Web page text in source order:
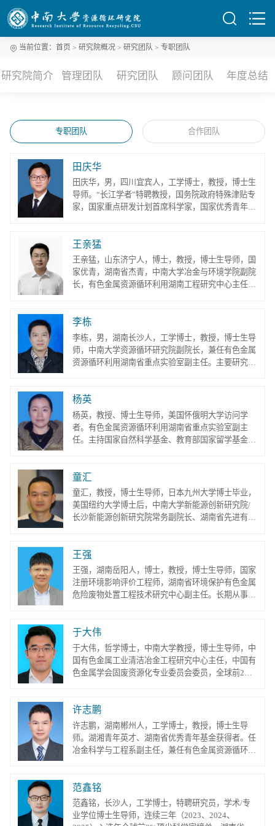
当前位置：首页 研究院概况 研究团队 专职团队
研究院简介 管理团队 研究团队 顾问团队 年度总结
专职团队 合作团队
田庆华
田庆华，男，四川宜宾人，工学博士，教授，博士生
导师。“长江学者”特聘教授，国务院政府特殊津贴专
家，国家重点研发计划首席科学家，国家优秀青年基
长。兼任有色金属资源循环利用国家地方联合工程研
究中心常务副主任，低碳有色冶金国家工程中心副主
任，中国有色金属学会青年工作委员会副主任委员，
中国有色金属学会重金属冶金...
王亲猛
王亲猛，山东济宁人，博士，教授，博士生导师，国
家优青，湖南省杰青，中南大学冶金与环境学院副院
长，有色金属资源循环利用湖南工程研究中心主任，
重冶学委会委员兼副秘书长。先后荣获第四届全国有
色金属优秀青年科技奖、首届邱定蕃有色冶金青年科
技奖、首届中国循环经济科技创新青年突出贡献奖、
湖湘青年英才、中南大学创新驱...
李栋
李栋，男，湖南长沙人，工学博士，教授，博士生导
师，中南大学资源循环研究院副院长，兼任有色金属
资源循环利用湖南省重点实验室副主任。主要研究领
然科学基金、湖南省科技计划及校企合作项目20余
项，作为骨干参与国家重点研发计划等项目3项。在
Hydrometallurgy、Chem. Eng. J.、Process Saf.
Environ. Prot. 等国内外权威刊物上...
杨英
杨英，教授、博士生导师，美国怀俄明大学访问学
者。有色金属资源循环利用湖南省重点实验室副主
任。主持国家自然科学基金、教育部国家留学基金及
发明专利15项，获省部级奖励2项。主要研究方向为
染料敏化太阳能电池、量子点太阳能电池以及钙钛矿
太阳能电池相关理论及制备应用研究。E-mail：
muyicaoyang@126.co
童汇
童汇，教授，博士生导师，日本九州大学博士毕业，
美国纽约大学博士后，中南大学新能源创新研究院/
长沙新能源创新研究院常务副院长、湖南省先进有色
矿物冶金与材料学报（英文版）青年编委、中国有色
金属学报（中英文版）青年编委等。以第一作者或通
讯作者在Advanced Energy Materials、Advanced
Functional Materials等国际权威...
王强
王强，湖南岳阳人，博士，教授，博士生导师，国家
注册环境影响评价工程师，湖南省环境保护有色金属
危险废物处置工程技术研究中心副主任。长期从事固
参与完成包括国家自然科学基金、国家海洋科学基
金、中国极地战略研究基金、国家科技重大专项、国
家环保部公益项目在内的多项研究课题，发表论文40
余篇。科研方向： 1、固体废...
于大伟
于大伟，哲学博士，中南大学教授，博士生导师，中
国有色金属工业清洁冶金工程研究中心主任，中国有
色金属学会固废资源化专业委员会委员，全球前2%
后在多伦多大学、加拿大自然资源部等部门从事科研
工作。研究方向为有色金属资源循环利用。主持国家
自然科学基金项目（3项）、国家重点研发计划课
题、湖南省高新技术产业科技创新引领...
许志鹏
许志鹏，湖南郴州人，工学博士，教授，博士生导
师。湖湘青年英才、湖南省优秀青年基金获得者。任
冶金科学与工程系副主任，兼任有色金属资源循环利
论》、《冶金工程导论》、《资源循环工程》、
《Metallurgical Resources Engineering》等本科、硕
士研究生专业课程教学任务，先后指导研究生获国家
奖学金、格林美创新奖学金、浙江华友...
范鑫铭
范鑫铭，长沙人，工学博士，特聘研究员，学术/专
业学位博士生导师，连续三年（2023、2024、